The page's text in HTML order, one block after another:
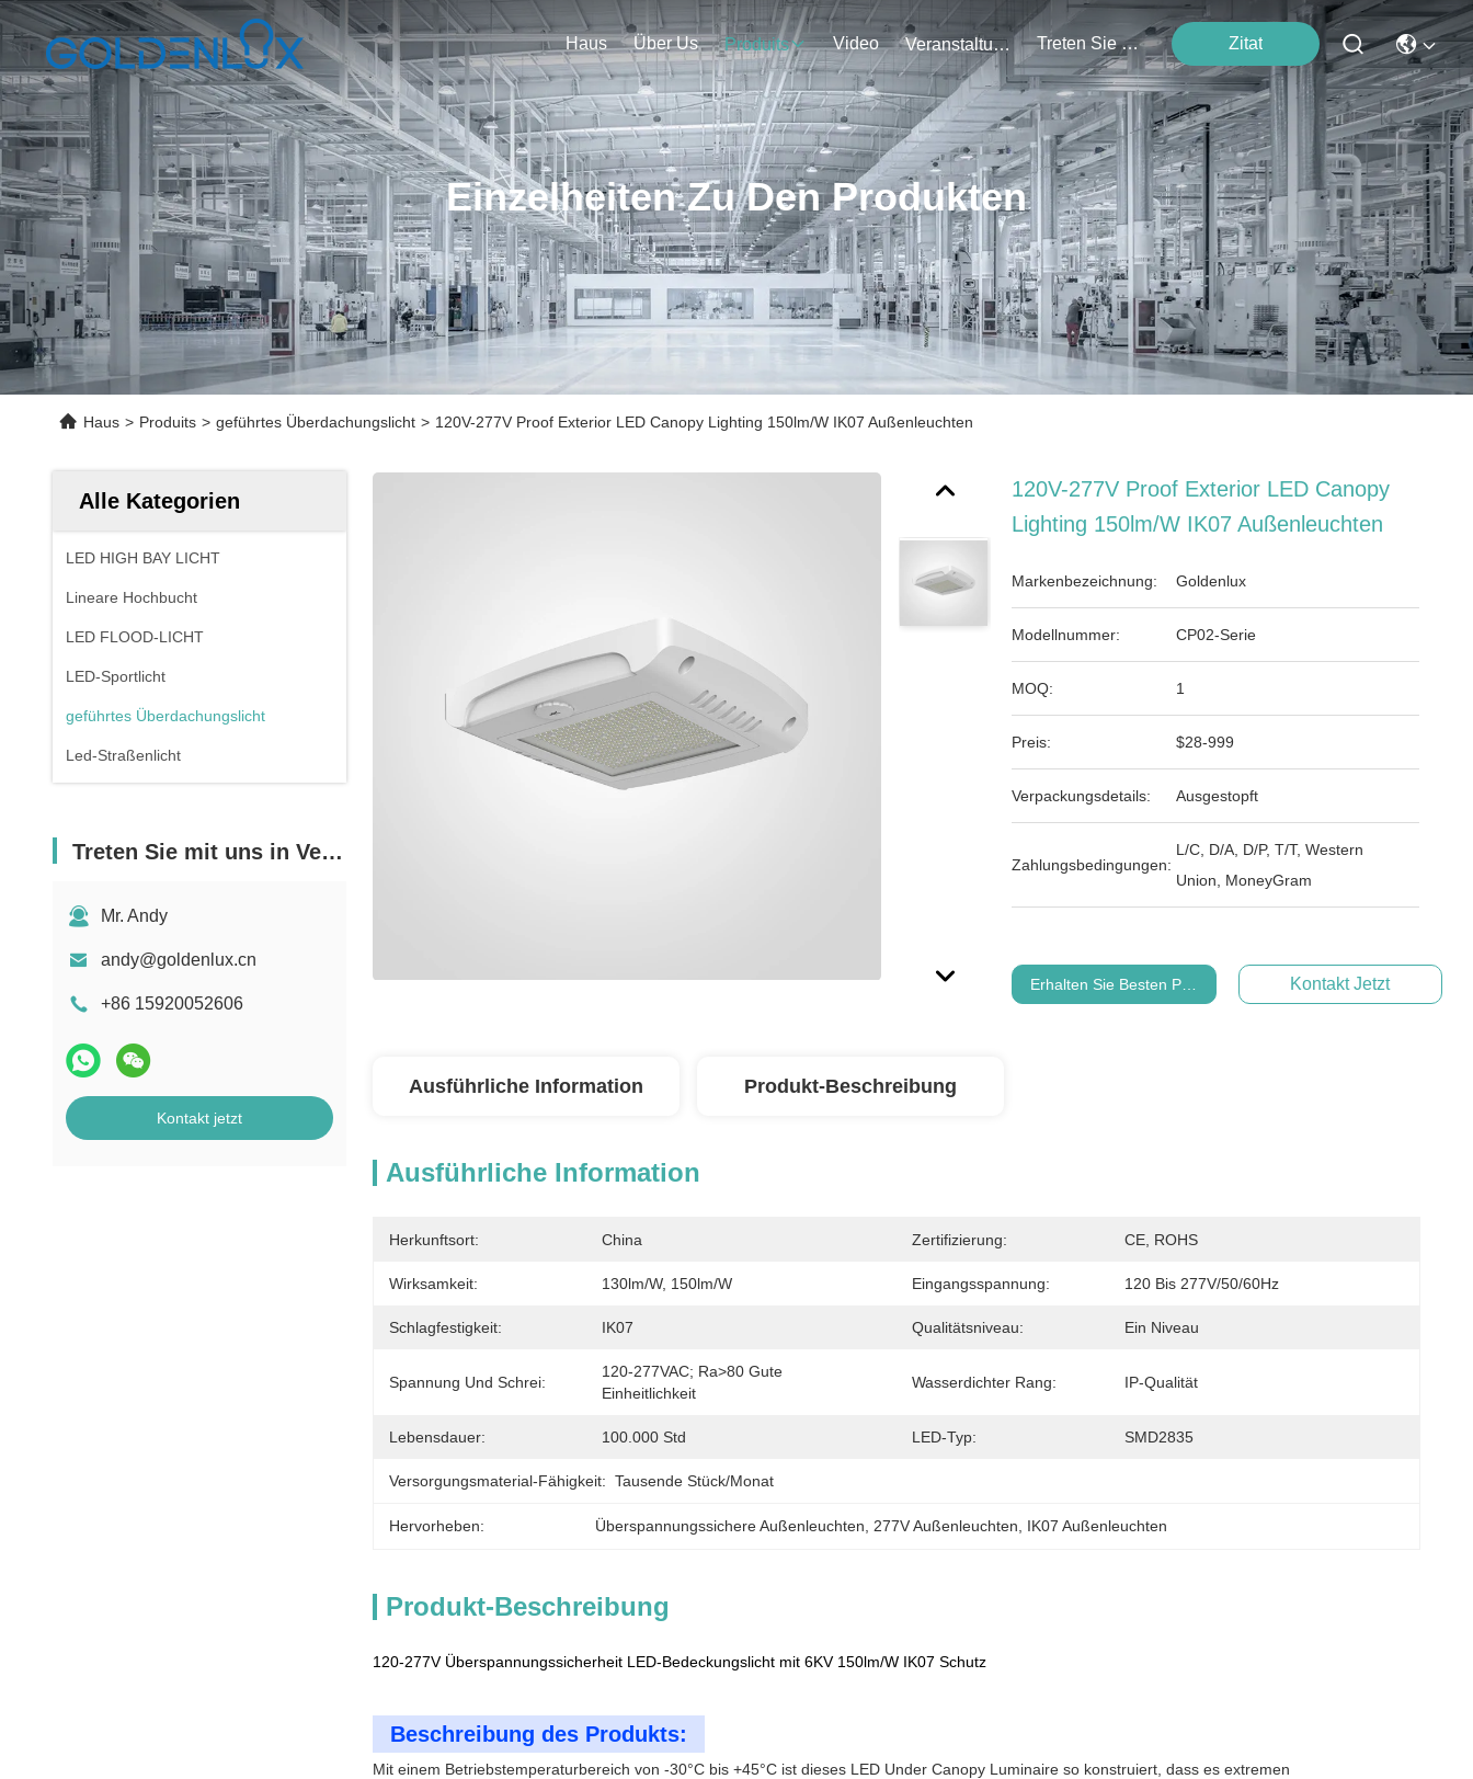
Haus Über Us Produits Video Veranstaltungen Treten Sie Mit Uns In Verbindung Zitat
Einzelheiten Zu Den Produkten
Haus > Produits > geführtes Überdachungslicht > 120V-277V Proof Exterior LED Canopy Lighting 150lm/W IK07 Außenleuchten
Alle Kategorien
LED HIGH BAY LICHT
Lineare Hochbucht
LED FLOOD-LICHT
LED-Sportlicht
geführtes Überdachungslicht
Led-Straßenlicht
Treten Sie mit uns in Verbindung
Mr. Andy
andy@goldenlux.cn
+86 15920052606
Kontakt jetzt
120V-277V Proof Exterior LED Canopy
Lighting 150lm/W IK07 Außenleuchten
Markenbezeichnung: Goldenlux
Modellnummer: CP02-Serie
MOQ: 1
Preis: $28-999
Verpackungsdetails: Ausgestopft
Zahlungsbedingungen:
L/C, D/A, D/P, T/T, Western
Union, MoneyGram
Erhalten Sie Besten Preis Kontakt Jetzt
Ausführliche Information Produkt-Beschreibung
Ausführliche Information
Herkunftsort: China Zertifizierung: CE, ROHS
Wirksamkeit: 130lm/W, 150lm/W Eingangsspannung: 120 Bis 277V/50/60Hz
Schlagfestigkeit: IK07 Qualitätsniveau: Ein Niveau
Spannung Und Schrei:
120-277VAC; Ra>80 Gute
Einheitlichkeit
Wasserdichter Rang: IP-Qualität
Lebensdauer: 100.000 Std LED-Typ: SMD2835
Versorgungsmaterial-Fähigkeit: Tausende Stück/Monat
Hervorheben: Überspannungssichere Außenleuchten 277V Außenleuchten IK07 Außenleuchten
Produkt-Beschreibung
120-277V Überspannungssicherheit LED-Bedeckungslicht mit 6KV 150lm/W IK07 Schutz
Beschreibung des Produkts:
Mit einem Betriebstemperaturbereich von -30°C bis +45°C ist dieses LED Under Canopy Luminaire so konstruiert, dass es extremen